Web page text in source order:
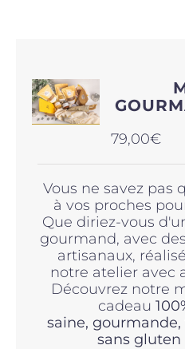
Click and collect
Cours
Accessoires
79,00€
Vous ne savez pas
à vos proches
Que diriez-vous
gourmand, avec
artisanaux,
notre atelier avec
Découvrez notre
cadeau
saine, gourmande,
sans gluten